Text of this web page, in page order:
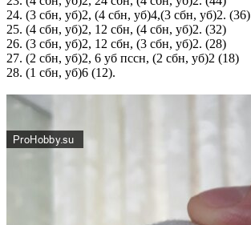
24. (3 сбн, уб)2, (4 сбн, уб)4,(3 сбн, уб)2. (36)
25. (4 сбн, уб)2, 12 сбн, (4 сбн, уб)2. (32)
26. (3 сбн, уб)2, 12 сбн, (3 сбн, уб)2. (28)
27. (2 сбн, уб)2, 6 уб пссн, (2 сбн, уб)2 (18)
28. (1 сбн, уб)6 (12).